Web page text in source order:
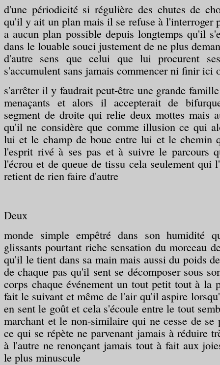
d'une périodicité si régulière des chutes de
qu'il y ait un plan mais il se refuse à l'interroger
a aucun plan possible depuis longtemps qu'il
dans le louable souci justement de ne plus
d'autre sens que celui que lui procurent
s'accumulent sans jamais commencer ni finir ici
s'arrêter il y faudrait peut-être une grande
menaçants et alors il accepterait de
segment de droite qui relie deux mottes mais
qu'il ne considère que comme illusion ce qui
lui et le champ de boue entre lui et le chemin
l'esprit rivé à ses pas et à suivre le parcours
l'écrou et de queue de tissu cela seulement qui
retient de rien faire d'autre
Deux
monde simple empêtré dans son humidité
glissants pourtant riche sensation du morceau
qu'il le tient dans sa main mais aussi du poids
de chaque pas qu'il sent se décomposer sous
corps chaque événement un tout petit tout à la
fait le suivant et même de l'air qu'il aspire
en sent le goût et cela s'écoule entre le tout
marchant et le non-similaire qui ne cesse de se
ce qui se répète ne parvenant jamais à réduire
à l'autre ne renonçant jamais tout à fait aux
le plus minuscule